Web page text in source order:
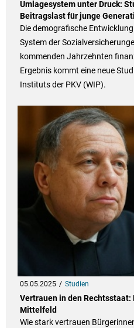
Umlagesystem unter Druck:
Beitragslast für junge
Die demografische
System der
kommenden Jahrzehnten
Ergebnis kommt eine neue
Instituts der PKV (WIP).
05.05.2025 Studien
Vertrauen in den Rechtsstaat:
Mittelfeld
Wie stark vertrauen